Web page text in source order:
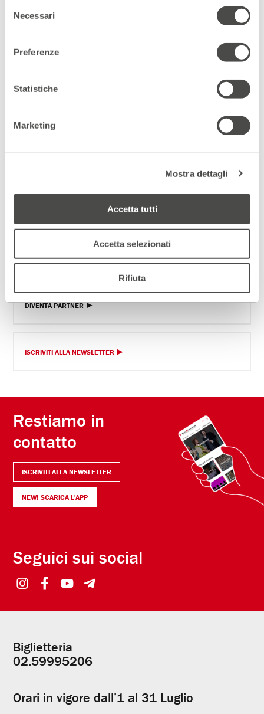
delNecessari
Preferenze
Statistiche
Marketing
Mostra dettagli
Accetta tutti
Accetta selezionati
Rifiuta
realtà che invece pareva di conoscere alla perfezione.
dalla Kristof, con il consueto tormento interiore, portano in
scena “Ritratto di donna araba che guarda il mare”, di Davide
ricordano “Lo straniero” di Camus, il concetto di “normalità”
viene stravolto e relativizzato, dove la cultura non viene
tra popoli così lontani così vicini da una parte, di infinito e
Scopri un luogo unico
DIVENTA PARTNER
ISCRIVITI ALLA NEWSLETTER
Restiamo in
contatto
ISCRIVITI ALLA NEWSLETTER
NEW! SCARICA L'APP
Seguici sui social
Informazioni
utili
Biglietteria
02.59995206
Orari in vigore dall’1 al 31 Luglio